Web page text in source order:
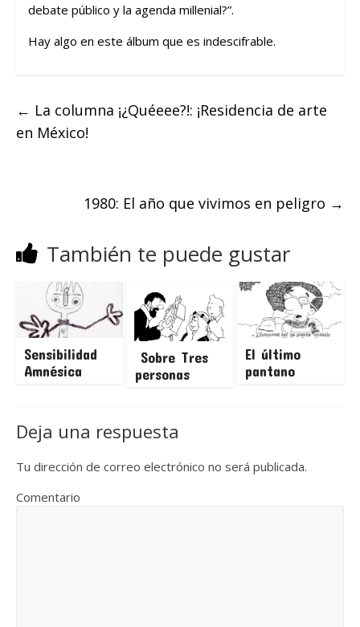
debate público y la agenda millenial?”.
Hay algo en este álbum que es indescifrable.
← La columna ¡¿Quéeee?!: ¡Residencia de arte
en México!
1980: El año que vivimos en peligro →
También te puede gustar
Sensibilidad
Amnésica
Sobre Tres
personas
El último
pantano
Deja una respuesta
Tu dirección de correo electrónico no será publicada.
Comentario